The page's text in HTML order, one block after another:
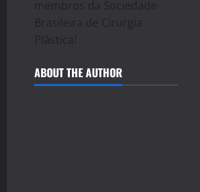
membros da Sociedade
Brasileira de Cirurgia
Plástica!
ABOUT THE AUTHOR